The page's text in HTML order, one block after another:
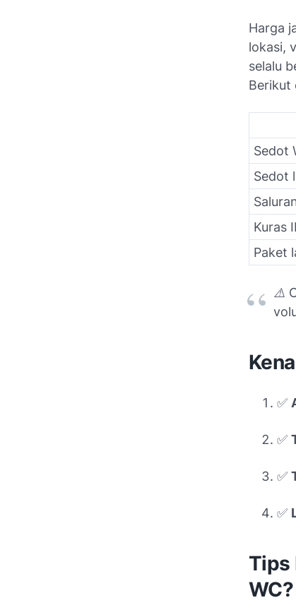
Harga
lokasi,
selalu
Berikut
Sedot
Sedot
Kuras
Paket
⚠️
✅
✅
✅
✅
Tips
WC?